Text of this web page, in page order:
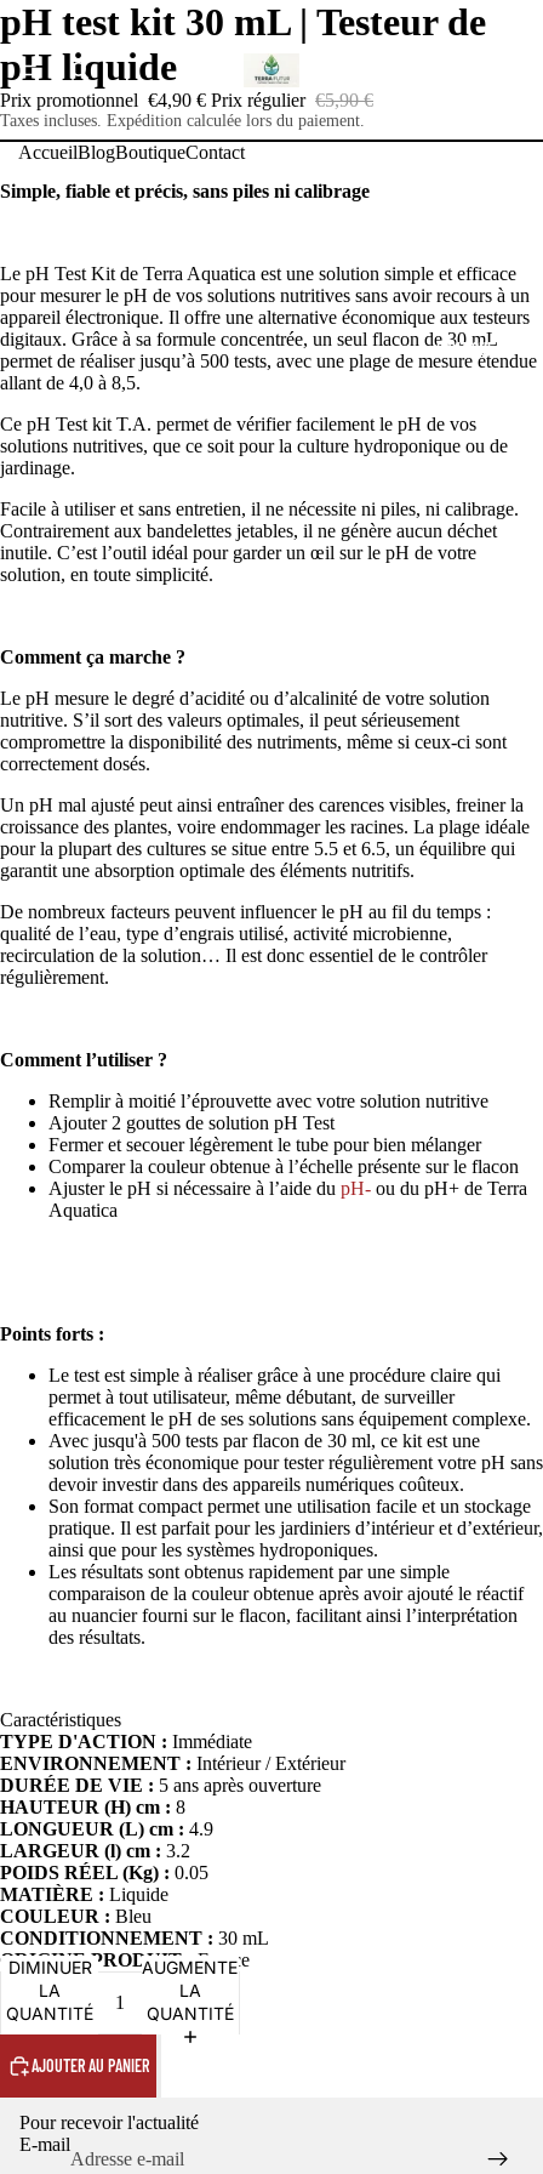
BOUTIQUE
AccueilBlogBoutiqueContact
pH test kit 30 mL | Testeur de
pH liquide
Prix promotionnel €4,90 € Prix régulier €5,90 €
Taxes incluses. Expédition calculée lors du paiement.
Simple, fiable et précis, sans piles ni calibrage
Le pH Test Kit de Terra Aquatica est une solution simple et efficace
pour mesurer le pH de vos solutions nutritives sans avoir recours à un
appareil électronique. Il offre une alternative économique aux testeurs
digitaux. Grâce à sa formule concentrée, un seul flacon de 30 mL
permet de réaliser jusqu’à 500 tests, avec une plage de mesure étendue
allant de 4,0 à 8,5.
Ce pH Test kit T.A. permet de vérifier facilement le pH de vos
solutions nutritives, que ce soit pour la culture hydroponique ou de
jardinage.
Facile à utiliser et sans entretien, il ne nécessite ni piles, ni calibrage.
Contrairement aux bandelettes jetables, il ne génère aucun déchet
inutile. C’est l’outil idéal pour garder un œil sur le pH de votre
solution, en toute simplicité.
Comment ça marche ?
Le pH mesure le degré d’acidité ou d’alcalinité de votre solution
nutritive. S’il sort des valeurs optimales, il peut sérieusement
compromettre la disponibilité des nutriments, même si ceux-ci sont
correctement dosés.
Un pH mal ajusté peut ainsi entraîner des carences visibles, freiner la
croissance des plantes, voire endommager les racines. La plage idéale
pour la plupart des cultures se situe entre 5.5 et 6.5, un équilibre qui
garantit une absorption optimale des éléments nutritifs.
De nombreux facteurs peuvent influencer le pH au fil du temps :
qualité de l’eau, type d’engrais utilisé, activité microbienne,
recirculation de la solution… Il est donc essentiel de le contrôler
régulièrement.
Comment l’utiliser ?
Remplir à moitié l’éprouvette avec votre solution nutritive
Ajouter 2 gouttes de solution pH Test
Fermer et secouer légèrement le tube pour bien mélanger
Comparer la couleur obtenue à l’échelle présente sur le flacon
Ajuster le pH si nécessaire à l’aide du pH- ou du pH+ de Terra
Aquatica
Points forts :
Le test est simple à réaliser grâce à une procédure claire qui
permet à tout utilisateur, même débutant, de surveiller
efficacement le pH de ses solutions sans équipement complexe.
Avec jusqu'à 500 tests par flacon de 30 ml, ce kit est une
solution très économique pour tester régulièrement votre pH sans
devoir investir dans des appareils numériques coûteux.
Son format compact permet une utilisation facile et un stockage
pratique. Il est parfait pour les jardiniers d’intérieur et d’extérieur,
ainsi que pour les systèmes hydroponiques.
Les résultats sont obtenus rapidement par une simple
comparaison de la couleur obtenue après avoir ajouté le réactif
au nuancier fourni sur le flacon, facilitant ainsi l’interprétation
des résultats.
Caractéristiques
TYPE D'ACTION : Immédiate
ENVIRONNEMENT : Intérieur / Extérieur
DURÉE DE VIE : 5 ans après ouverture
HAUTEUR (H) cm : 8
LONGUEUR (L) cm : 4.9
LARGEUR (l) cm : 3.2
POIDS RÉEL (Kg) : 0.05
MATIÈRE : Liquide
COULEUR : Bleu
CONDITIONNEMENT : 30 mL
ORIGINE PRODUIT : France
DIMINUER
LA
QUANTITÉ
AUGMENTER
LA
QUANTITÉ
AJOUTER AU PANIER
Pour recevoir l'actualité
E-mail
Politique de confidentialité
Politique de remboursement
Conditions d’utilisation
Politique d’expédition
Coordonnées
Conditions générales de vente
Mentions légales